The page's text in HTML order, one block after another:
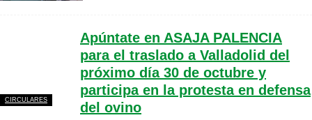
CIRCULARES
Apúntate en ASAJA PALENCIA
para el traslado a Valladolid del
próximo día 30 de octubre y
participa en la protesta en defensa
del ovino